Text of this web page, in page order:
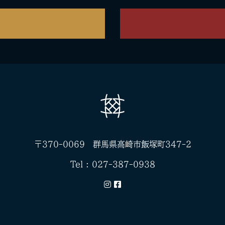
〒370-0069 群馬県高崎市飯塚町347-2
Tel : 027-387-0938